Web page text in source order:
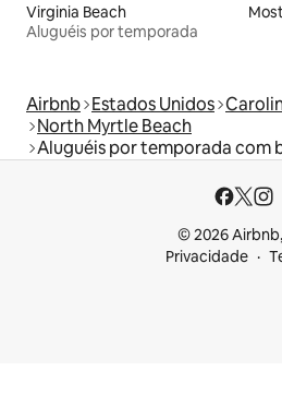
Virginia Beach
Aluguéis por temporada
Airbnb Estados Unidos
North Myrtle Beach
Aluguéis por temporada com
© 2026
Privacidade